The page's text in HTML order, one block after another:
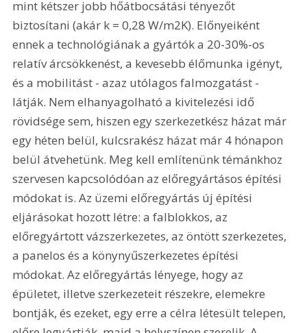
mint kétszer jobb hőátbocsátási tényezőt
biztosítani (akár k = 0,28 W/m2K). Előnyeiként
ennek a technológiának a gyártók a 20-30%-os
relatív árcsökkenést, a kevesebb élőmunka igényt,
és a mobilitást - azaz utólagos falmozgatást -
látják. Nem elhanyagolható a kivitelezési idő
rövidsége sem, hiszen egy szerkezetkész házat már
egy héten belül, kulcsrakész házat már 4 hónapon
belül átvehetünk. Meg kell említenünk témánkhoz
szervesen kapcsolódóan az előregyártásos építési
módokat is. Az üzemi előregyártás új építési
eljárásokat hozott létre: a falblokkos, az
előregyártott vázszerkezetes, az öntött szerkezetes,
a panelos és a könynyűszerkezetes építési
módokat. Az előregyártás lényege, hogy az
épületet, illetve szerkezeteit részekre, elemekre
bontják, és ezeket, egy erre a célra létesült telepen,